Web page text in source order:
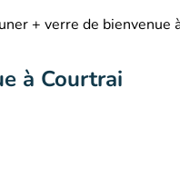
+ verre de bienvenue
à Courtrai